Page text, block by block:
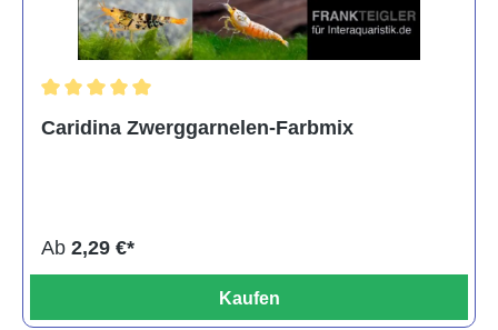
Caridina Zwerggarnelen-Farbmix
Ab 2,29 €*
Kaufen